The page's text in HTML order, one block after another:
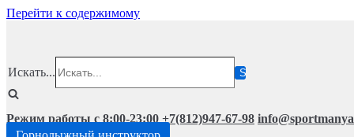
Перейти к содержимому
Искать...
Режим работы с 8:00-23:00 +7(812)947-67-98